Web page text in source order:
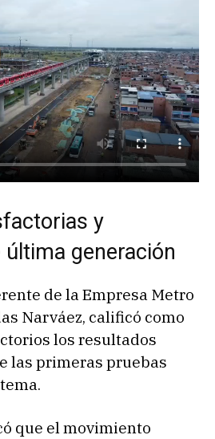
y
generación
de la Empresa Metro
Narváez, calificó como
los resultados
las primeras pruebas
que el movimiento